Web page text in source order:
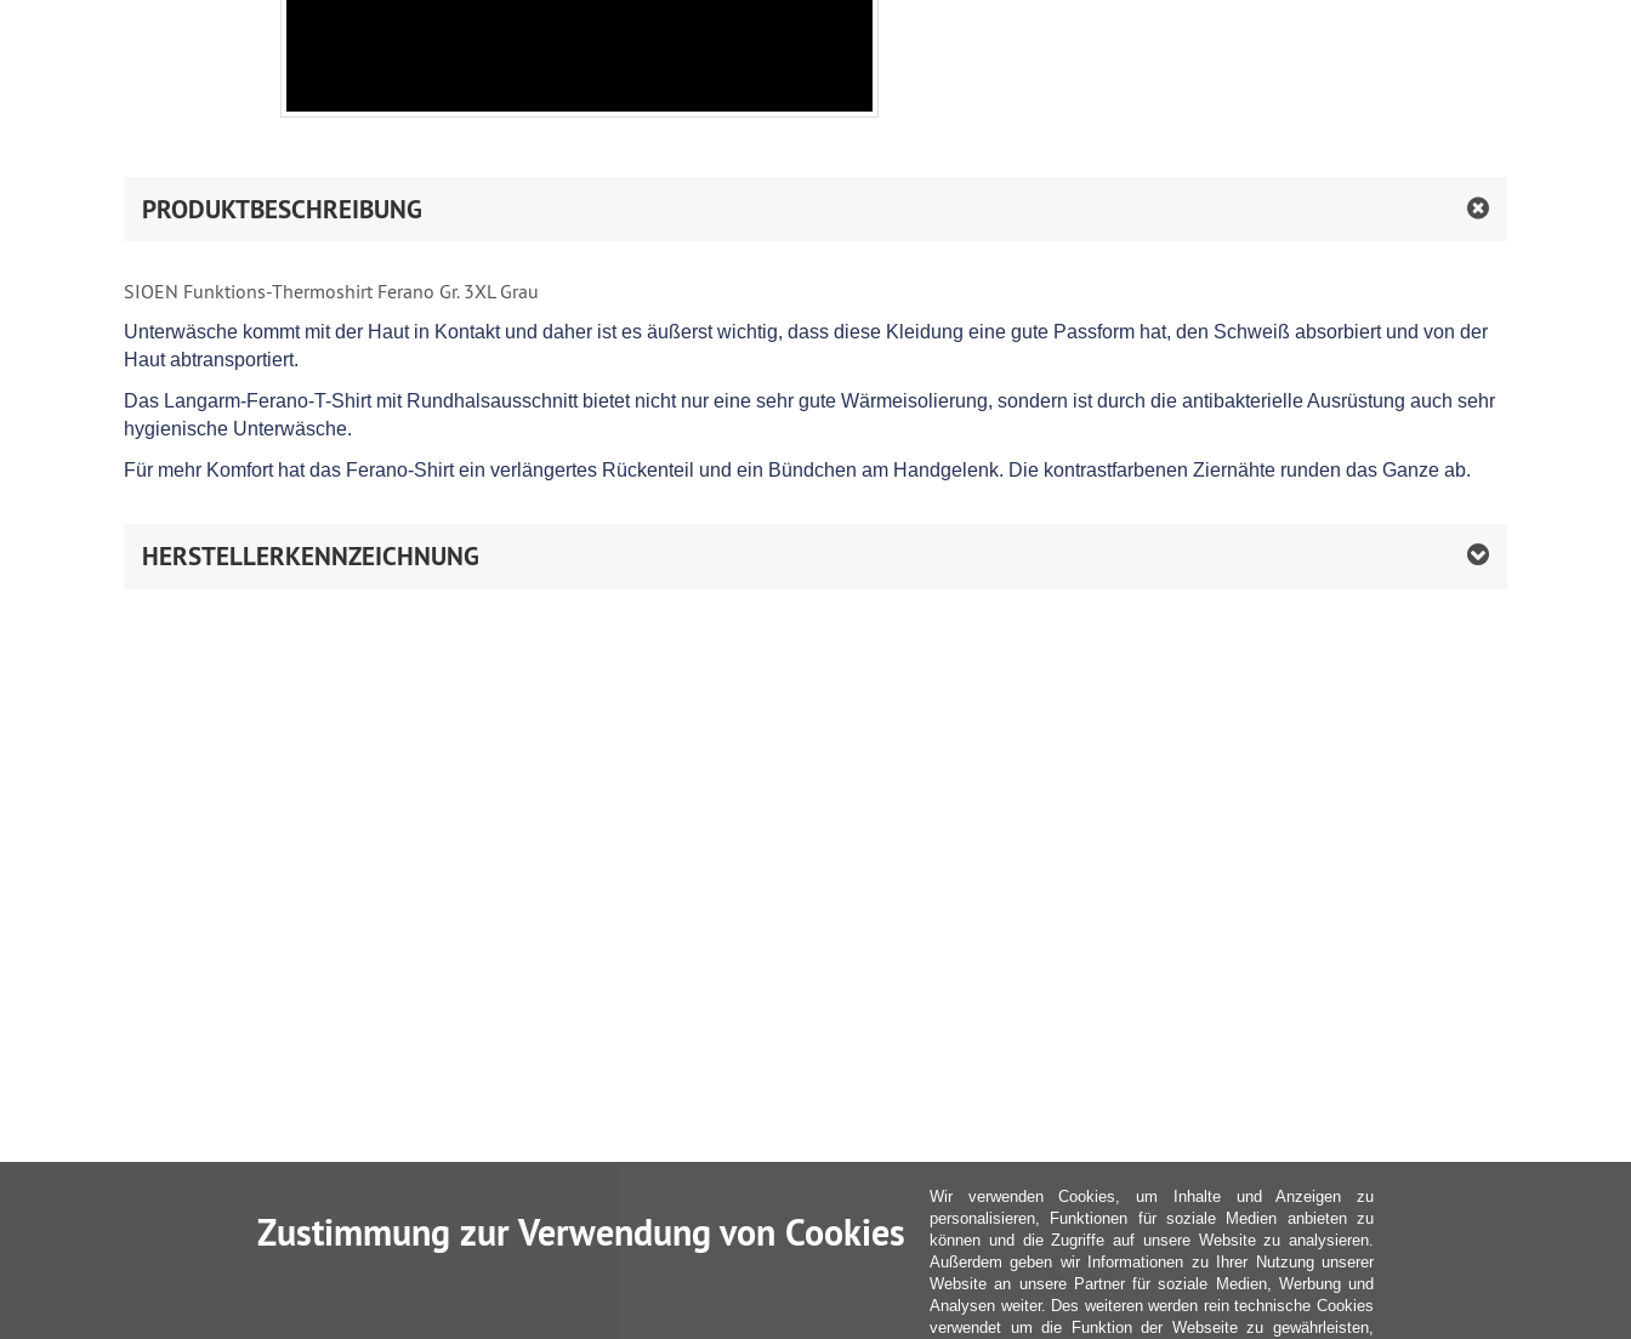
PRODUKTBESCHREIBUNG
SIOEN Funktions-Thermoshirt Ferano Gr. 3XL Grau
Unterwäsche kommt mit der Haut in Kontakt und daher ist es äußerst wichtig, dass diese Kleidung eine gute Passform hat, den Schweiß absorbiert und von der
Haut abtransportiert.
Das Langarm-Ferano-T-Shirt mit Rundhalsausschnitt bietet nicht nur eine sehr gute Wärmeisolierung, sondern ist durch die antibakterielle Ausrüstung auch sehr
hygienische Unterwäsche.
Für mehr Komfort hat das Ferano-Shirt ein verlängertes Rückenteil und ein Bündchen am Handgelenk. Die kontrastfarbenen Ziernähte runden das Ganze ab.
HERSTELLERKENNZEICHNUNG
Zustimmung zur Verwendung von Cookies
Wir verwenden Cookies, um Inhalte und Anzeigen zu
personalisieren, Funktionen für soziale Medien anbieten zu
können und die Zugriffe auf unsere Website zu analysieren.
Außerdem geben wir Informationen zu Ihrer Nutzung unserer
Website an unsere Partner für soziale Medien, Werbung und
Analysen weiter. Des weiteren werden rein technische Cookies
verwendet um die Funktion der Webseite zu gewährleisten,